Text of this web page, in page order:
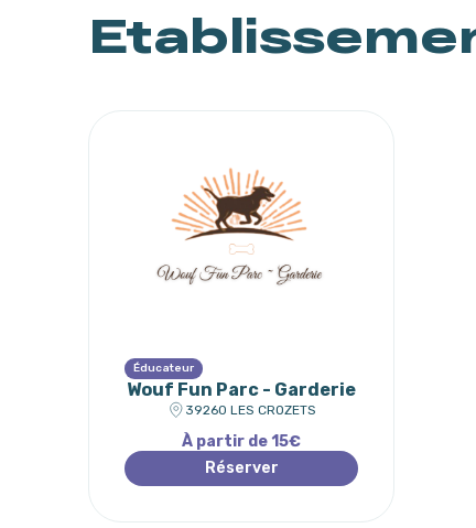
Éducateur
Wouf Fun Parc - Garderie
39260 LES CROZETS
À partir de 15€
Réserver